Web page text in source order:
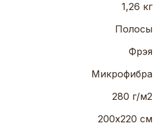
1,26 кг
Полосы
Фрэя
Микрофибра
280 г/м2
200х220 см